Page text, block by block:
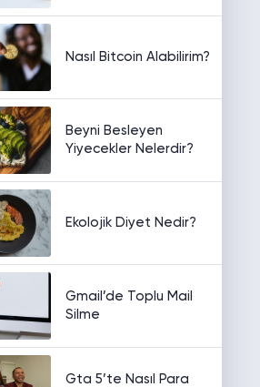
Nasıl Bitcoin Alabilirim?
Beyni Besleyen
Yiyecekler Nelerdir?
Ekolojik Diyet Nedir?
Gmail’de Toplu Mail
Silme
Gta 5’te Nasıl Para